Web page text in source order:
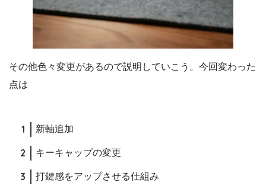
その他色々変更があるので説明していこう。今回変わった
点は
新軸追加
キーキャップの変更
打鍵感をアップさせる仕組み